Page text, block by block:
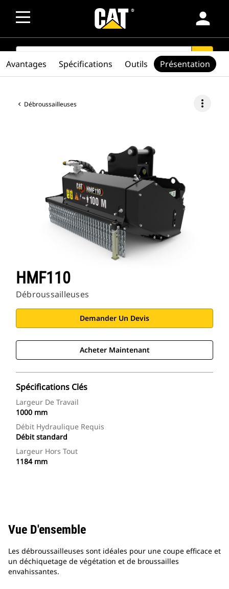
person
SEARCH search
Débroussailleuses more_vert
HMF110
Débroussailleuses
Demander Un Devis
Acheter Maintenant
Spécifications Clés
Largeur De Travail
1000 mm
Débit Hydraulique Requis
Débit standard
Largeur Hors Tout
1184 mm
Avantages Spécifications Outils Présentation
Vue D'ensemble
Les débroussailleuses sont idéales pour une coupe efficace et
un déchiquetage de végétation et de broussailles
envahissantes.